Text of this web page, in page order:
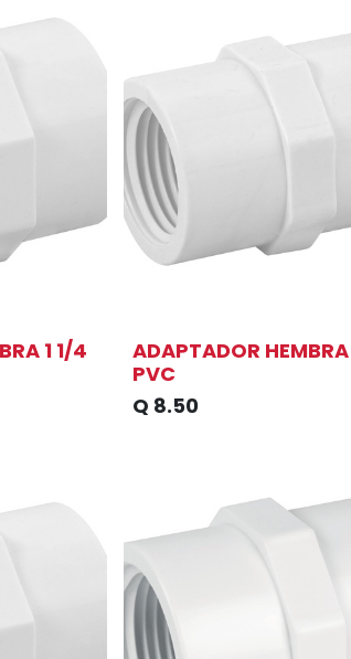
1 1/4
ADAPTADOR HEMBRA
PVC
Q 8.50